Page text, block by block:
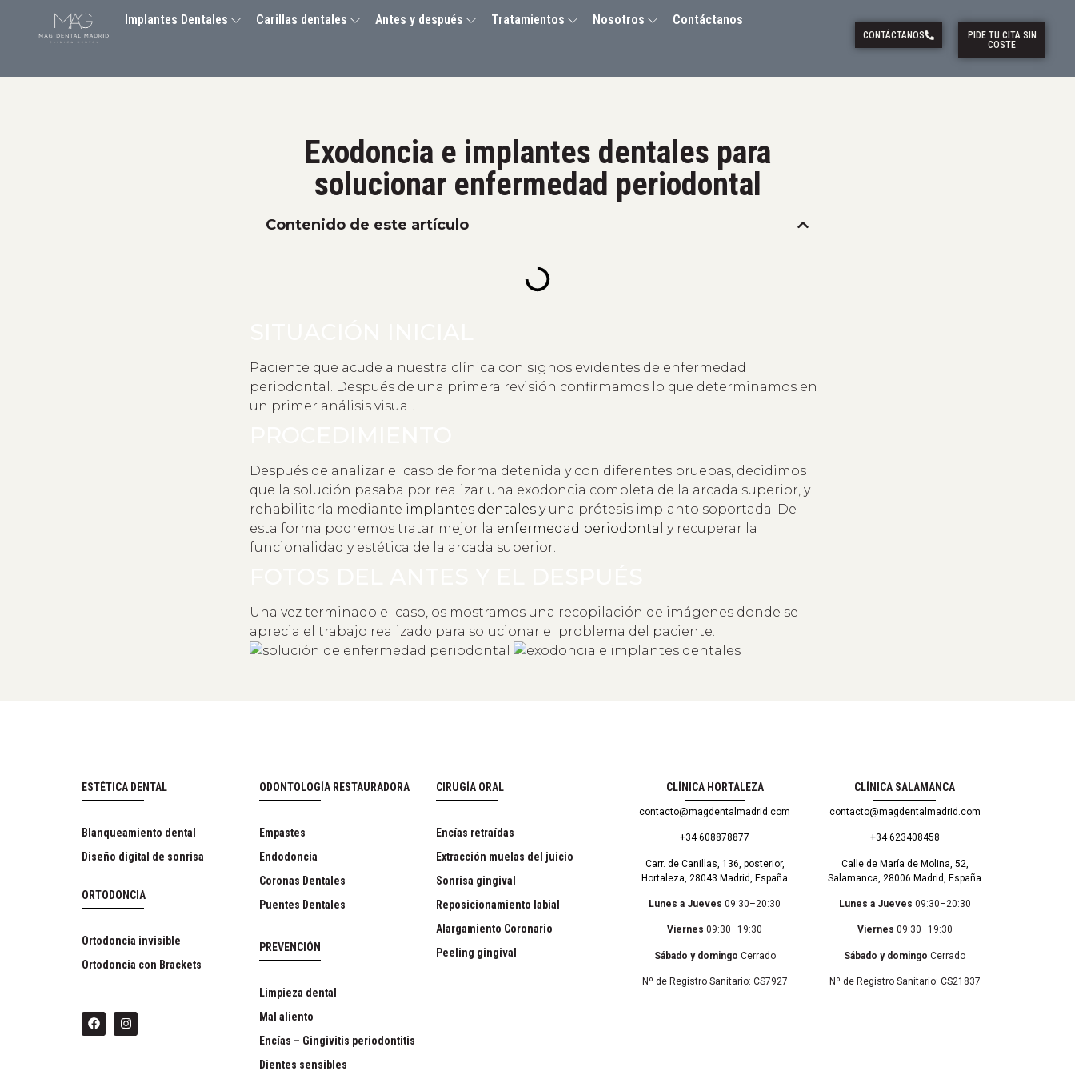
Implantes Dentales Carillas dentales Antes y después Tratamientos Nosotros Contáctanos
CONTÁCTANOS
PIDE TU CITA SIN
COSTE
Exodoncia e implantes dentales para
solucionar enfermedad periodontal
Contenido de este artículo
Paciente que acude a nuestra clínica con signos evidentes de enfermedad
periodontal. Después de una primera revisión confirmamos lo que determinamos en
un primer análisis visual.
Después de analizar el caso de forma detenida y con diferentes pruebas, decidimos
que la solución pasaba por realizar una exodoncia completa de la arcada superior, y
rehabilitarla mediante implantes dentales y una prótesis implanto soportada. De
esta forma podremos tratar mejor la enfermedad periodonta l y recuperar la
funcionalidad y estética de la arcada superior.
Una vez terminado el caso, os mostramos una recopilación de imágenes donde se
aprecia el trabajo realizado para solucionar el problema del paciente.
ESTÉTICA DENTAL
Blanqueamiento dental
Diseño digital de sonrisa
ORTODONCIA
Ortodoncia invisible
Ortodoncia con Brackets
ODONTOLOGÍA RESTAURADORA
Empastes
Endodoncia
Coronas Dentales
Puentes Dentales
PREVENCIÓN
Limpieza dental
Mal aliento
Encías – Gingivitis periodontitis
Dientes sensibles
CIRUGÍA ORAL
Encías retraídas
Extracción muelas del juicio
Sonrisa gingival
Reposicionamiento labial
Alargamiento Coronario
Peeling gingival
CLÍNICA HORTALEZA
contacto@magdentalmadrid.com
+34 608878877
Carr. de Canillas, 136, posterior,
Hortaleza, 28043 Madrid, España
Lunes a Jueves 09:30–20:30
Viernes 09:30–19:30
Sábado y domingo Cerrado
Nº de Registro Sanitario: CS7927
CLÍNICA SALAMANCA
contacto@magdentalmadrid.com
+34 623408458
Calle de María de Molina, 52,
Salamanca, 28006 Madrid, España
Lunes a Jueves 09:30–20:30
Viernes 09:30–19:30
Sábado y domingoCerrado
Nº de Registro Sanitario: CS21837